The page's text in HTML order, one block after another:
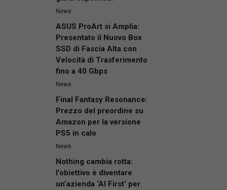
News
ASUS ProArt si Amplia:
Presentato il Nuovo Box
SSD di Fascia Alta con
Velocità di Trasferimento
fino a 40 Gbps
News
Final Fantasy Resonance:
Prezzo del preordine su
Amazon per la versione
PS5 in calo
News
Nothing cambia rotta:
l’obiettivo è diventare
un’azienda ‘AI First’ per